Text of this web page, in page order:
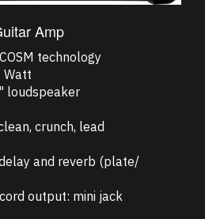
Amp
technology
Watt
loudspeaker
crunch, lead
and reverb (plate/
output: mini jack